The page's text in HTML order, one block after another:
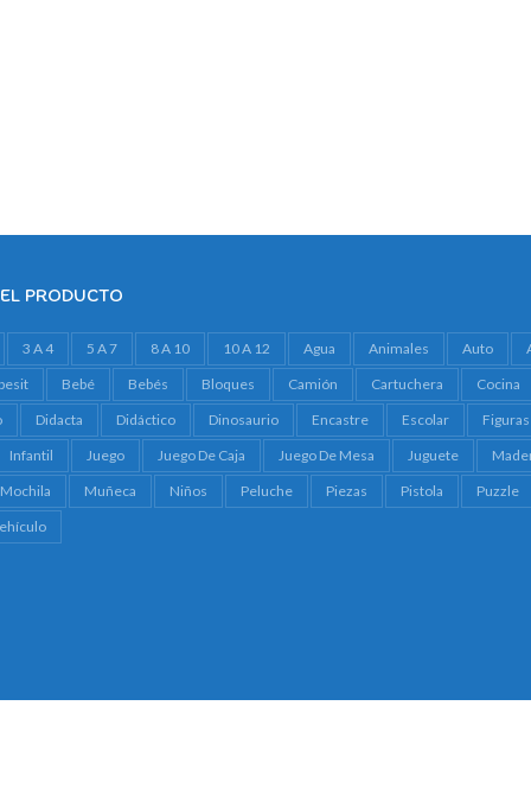
PRODUCTO
3 A 4 5 A 7 8 A 10 10 A 12 Agua Animales Auto
Bebé Bebés Bloques Camión Cartuchera Cocina
Didacta Didáctico Dinosaurio Encastre Escolar Figuras
Infantil
Juego Juego De Caja Juego De Mesa Juguete
Mochila
Muñeca Niños Peluche Piezas Pistola Puzzle